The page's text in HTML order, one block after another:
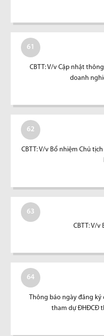
61
CBTT: V/v Cập nhật
doanh
62
CBTT: V/v Bổ nhiệm Chủ
63
CBTT: V/v
64
Thông báo ngày đăng ký
tham dự ĐHĐCĐ